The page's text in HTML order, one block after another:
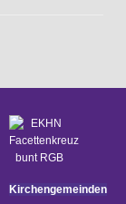
Kirchengemeinden